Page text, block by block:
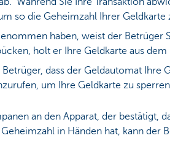
so die Geheimzahl Ihrer Geldkarte
haben, weist der Betrüger
holt er Ihre Geldkarte aus
dass der Geldautomat Ihre
um Ihre Geldkarte zu
an den Apparat, der bestätigt,
in Händen hat, kann der